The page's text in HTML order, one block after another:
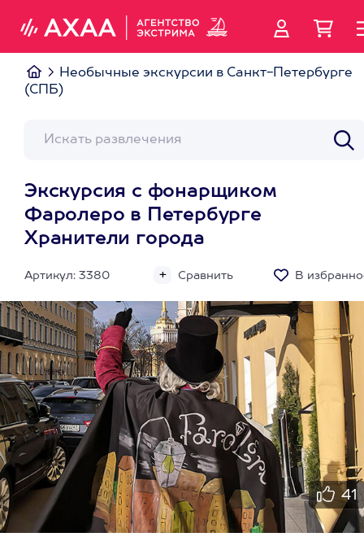
Необычные экскурсии в Санкт-Петербурге
(СПБ)
Экскурсия с фонарщиком
Фаролеро в Петербурге
Хранители города
Артикул: 3380 Сравнить В
41